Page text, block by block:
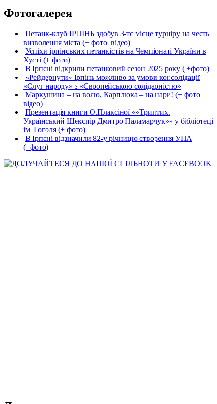
Фотогалерея
Петанк-клуб ІРПІНЬ здобув 3-тє місце турніру на честь
визволення міста (+ фото, відео)
Успіхи ірпінських петанкістів на Чемпіонаті України в
Хусті (+ фото)
В Ірпені відкрили петанковий сезон 2025 року ( +фото)
«Рейдернути» Ірпінь можливо за умови консолідації
«Слуг народу» з «Європейською солідарністю»
Маркушина – на волю, Карплюка – на нари! (+ фото,
відео)
Презентація книги О.Плаксіної ««Триптих.
Український Шекспір Дмитро Паламарчук»» у бібліотеці
ім. Гоголя (+ фото)
В Ірпені відзначили 82-у річницю створення УПА
(+фото)